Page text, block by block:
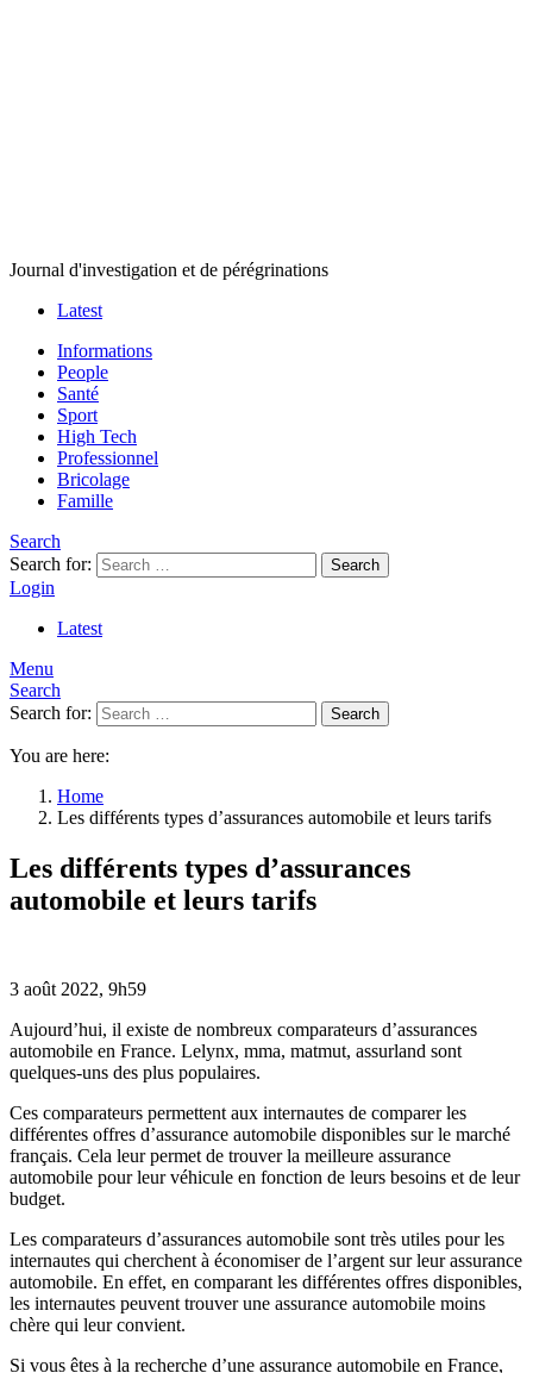
Journal d'investigation et de pérégrinations
Latest
Informations
People
Santé
Sport
High Tech
Professionnel
Bricolage
Famille
Search
Search for:
Search
Login
Latest
Menu
Search
Search for:
Search
You are here:
Home
Les différents types d’assurances automobile et leurs tarifs
Les différents types d’assurances
automobile et leurs tarifs
3 août 2022, 9h59
Aujourd’hui, il existe de nombreux comparateurs d’assurances
automobile en France. Lelynx, mma, matmut, assurland sont
quelques-uns des plus populaires.
Ces comparateurs permettent aux internautes de comparer les
différentes offres d’assurance automobile disponibles sur le marché
français. Cela leur permet de trouver la meilleure assurance
automobile pour leur véhicule en fonction de leurs besoins et de leur
budget.
Les comparateurs d’assurances automobile sont très utiles pour les
internautes qui cherchent à économiser de l’argent sur leur assurance
automobile. En effet, en comparant les différentes offres disponibles,
les internautes peuvent trouver une assurance automobile moins
chère qui leur convient.
Si vous êtes à la recherche d’une assurance automobile en France,